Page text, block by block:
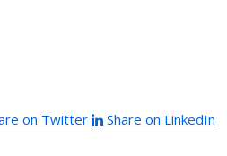
on Twitter
Share on LinkedIn